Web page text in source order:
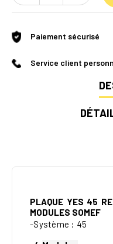
Paiement sécurisé
Service client
PLAQUE YES 45
MODULES SOMEF
-Système : 45